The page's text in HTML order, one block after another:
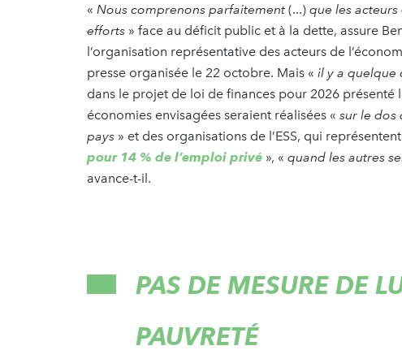
« Nous comprenons parfaitement (...) que les
efforts » face au déficit public et à la dette, assure
l’organisation représentative des acteurs de
presse organisée le 22 octobre. Mais « il y a quelque
dans le projet de loi de finances pour 2026 présenté
économies envisagées seraient réalisées « sur le dos
pays » et des organisations de l’ESS, qui
pour 14 % de l’emploi privé », « quand les autres
avance-t-il.
PAS DE MESURE DE
PAUVRETÉ